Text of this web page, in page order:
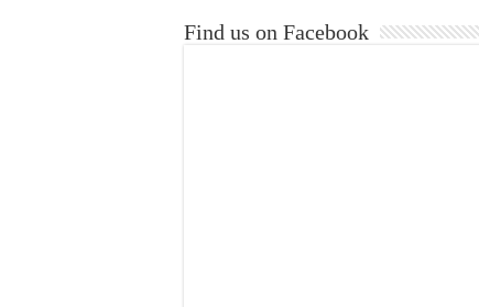
Find us on Facebook